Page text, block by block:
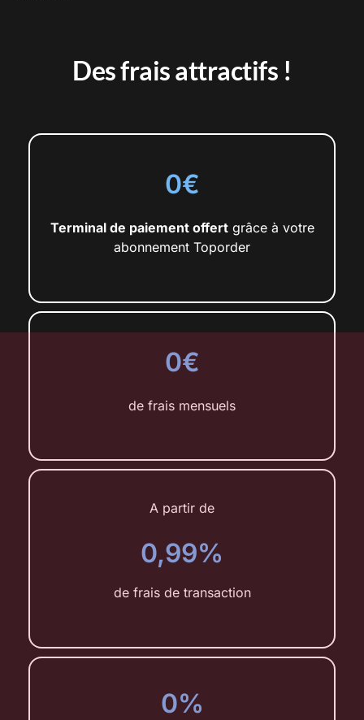
Des frais attractifs !
0€
Terminal de paiement offertgrâce à votre
abonnement Toporder
0€
de frais mensuels
A partir de
0,99%
de frais de transaction
0%